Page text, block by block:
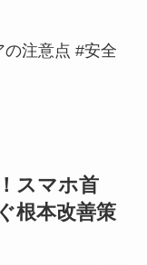
注意点 #安全
スマホ首
根本改善策